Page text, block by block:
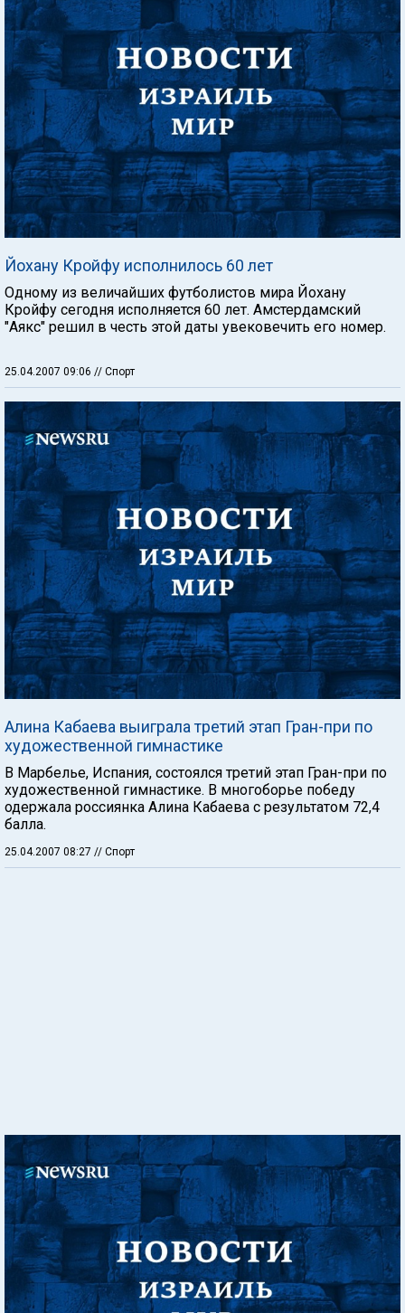
Йохану Кройфу исполнилось 60 лет
Одному из величайших футболистов мира Йохану
Кройфу сегодня исполняется 60 лет. Амстердамский
"Аякс" решил в честь этой даты увековечить его номер.
25.04.2007 09:06 // Спорт
Алина Кабаева выиграла третий этап Гран-при по
художественной гимнастике
В Марбелье, Испания, состоялся третий этап Гран-при по
художественной гимнастике. В многоборье победу
одержала россиянка Алина Кабаева с результатом 72,4
балла.
25.04.2007 08:27 // Спорт